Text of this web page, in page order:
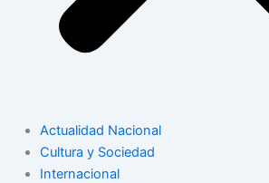
Actualidad Nacional
Cultura y Sociedad
Internacional